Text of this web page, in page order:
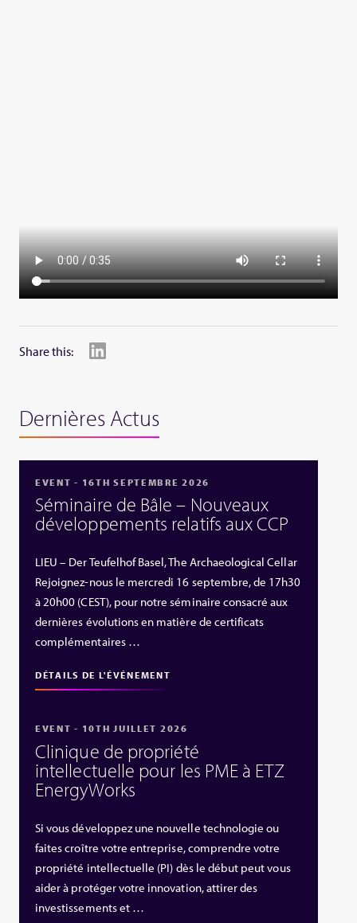
Share this:
Dernières Actus
EVENT - 16TH SEPTEMBRE 2026
Séminaire de Bâle – Nouveaux
développements relatifs aux CCP
LIEU – Der Teufelhof Basel, The Archaeological Cellar
Rejoignez-nous le mercredi 16 septembre, de 17h30
à 20h00 (CEST), pour notre séminaire consacré aux
dernières évolutions en matière de certificats
complémentaires …
DÉTAILS DE L'ÉVÉNEMENT
EVENT - 10TH JUILLET 2026
Clinique de propriété
intellectuelle pour les PME à ETZ
EnergyWorks
Si vous développez une nouvelle technologie ou
faites croître votre entreprise, comprendre votre
propriété intellectuelle (PI) dès le début peut vous
aider à protéger votre innovation, attirer des
investissements et …